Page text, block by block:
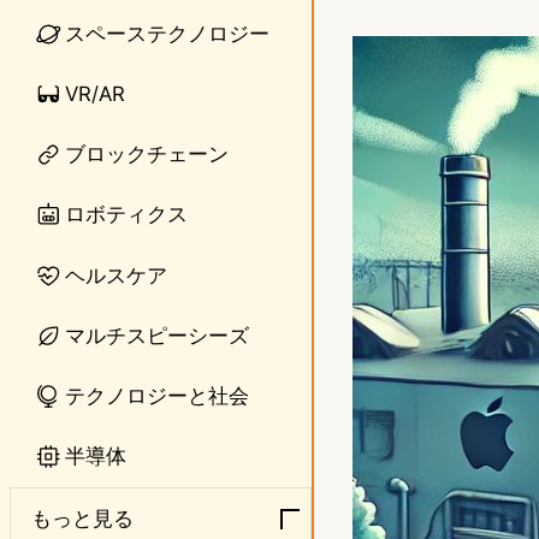
スペーステクノロジー
VR/AR
ブロックチェーン
ロボティクス
ヘルスケア
マルチスピーシーズ
テクノロジーと社会
半導体
もっと見る
n
s
t
o
n